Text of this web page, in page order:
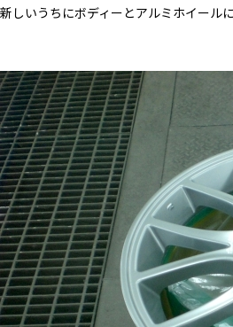
新しいうちにボディーとアルミホイール